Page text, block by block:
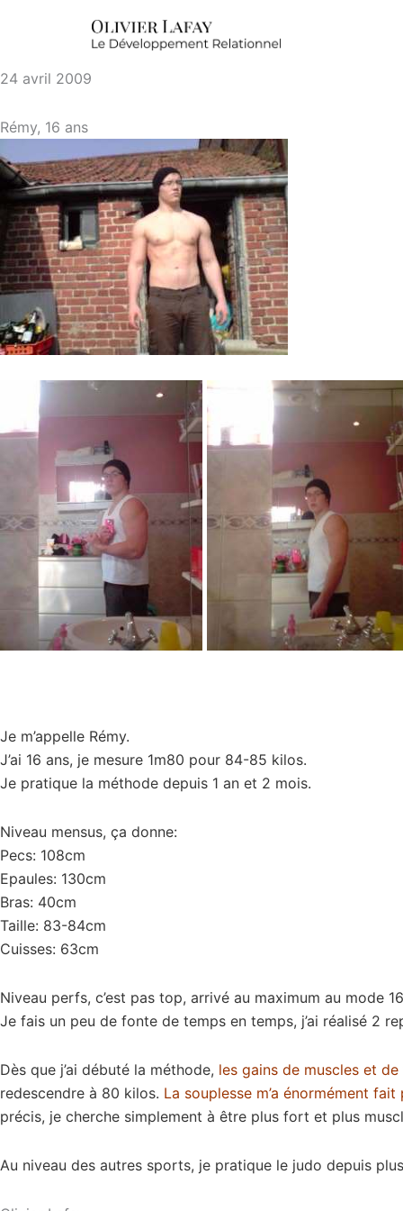
24 avril 2009
Rémy, 16 ans
Je m’appelle Rémy.
J’ai 16 ans, je mesure 1m80 pour 84-85 kilos.
Je pratique la méthode depuis 1 an et 2 mois.
Niveau mensus, ça donne:
Pecs: 108cm
Epaules: 130cm
Bras: 40cm
Taille: 83-84cm
Cuisses: 63cm
Niveau perfs, c’est pas top, arrivé au maximum au mode
Je fais un peu de fonte de temps en temps, j’ai réalisé 2
Dès que j’ai débuté la méthode, les gains de muscles et
redescendre à 80 kilos. La souplesse m’a énormément
précis, je cherche simplement à être plus fort et plus
Au niveau des autres sports, je pratique le judo depuis